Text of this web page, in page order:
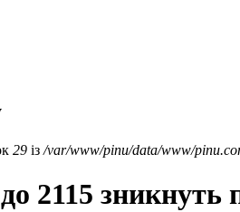
29 із /var/www/pinu/data/www/
2115 зникнуть